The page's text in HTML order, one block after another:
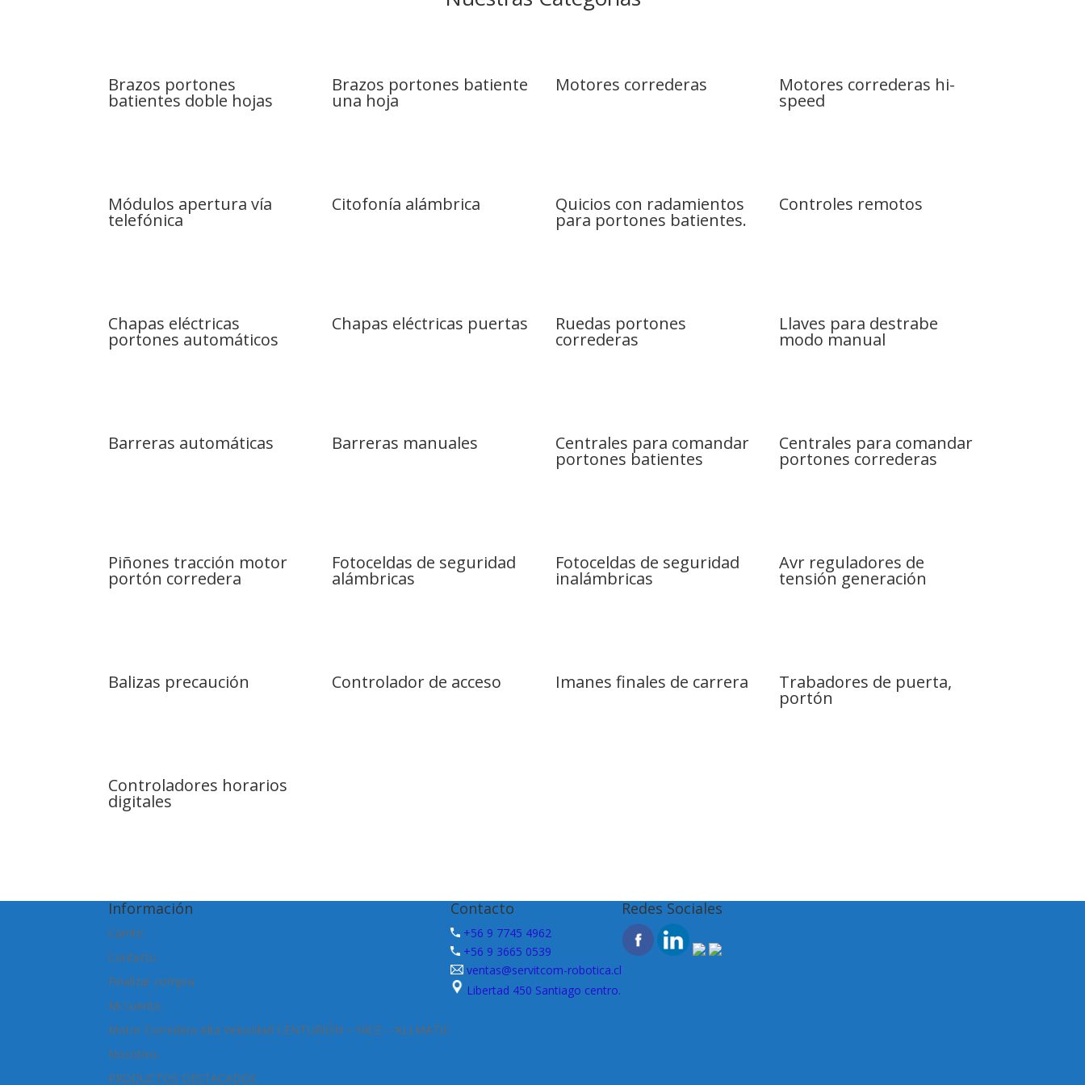
Brazos portones
batientes doble hojas
Brazos portones batiente
una hoja
Motores correderas Motores correderas hi-
speed
Módulos apertura vía
telefónica
Citofonía alámbrica Quicios con radamientos
para portones batientes.
Controles remotos
Chapas eléctricas
portones automáticos
Chapas eléctricas puertas Ruedas portones
correderas
Llaves para destrabe
modo manual
Barreras automáticas Barreras manuales Centrales para comandar
portones batientes
Centrales para comandar
portones correderas
Piñones tracción motor
portón corredera
Fotoceldas de seguridad
alámbricas
Fotoceldas de seguridad
inalámbricas
Avr reguladores de
tensión generación
Balizas precaución Controlador de acceso Imanes finales de carrera Trabadores de puerta,
portón
Controladores horarios
digitales
Información
Carrito
Contacto
Finalizar compra
Mi cuenta
Motor Corredera Alta Velocidad CENTURIÓN – NICE – ALLMATIC
Nosotros
PRODUCTOS DESTACADOS
Contacto
+56 9 7745 4962
+56 9 3665 0539
ventas@servitcom-robotica.cl
Libertad 450 Santiago centro.
Redes Sociales